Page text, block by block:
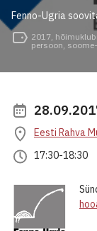
Fenno-Ugria
2017, hõimuklubi
persoon,
Eesti Rahva
17:30-18:30